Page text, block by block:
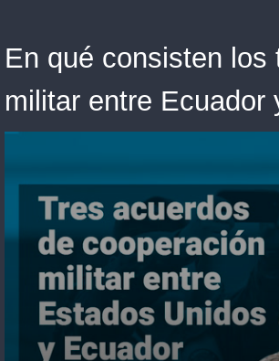
En qué consisten
militar entre Ecuador